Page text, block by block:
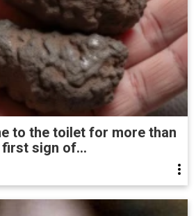
to the toilet for more than
sign of...